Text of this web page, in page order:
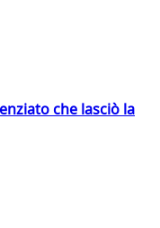
che lasciò la